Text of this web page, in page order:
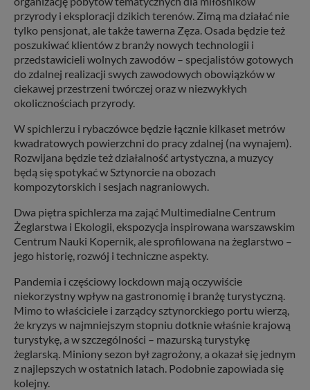
przyrody i eksploracji dzikich terenów. Zimą ma działać nie
tylko pensjonat, ale także tawerna Zęza. Osada będzie też
poszukiwać klientów z branży nowych technologii i
przedstawicieli wolnych zawodów – specjalistów gotowych
do zdalnej realizacji swych zawodowych obowiązków w
ciekawej przestrzeni twórczej oraz w niezwykłych
okolicznościach przyrody.
W spichlerzu i rybaczówce będzie łącznie kilkaset metrów
kwadratowych powierzchni do pracy zdalnej (na wynajem).
Rozwijana będzie też działalność artystyczna, a muzycy
będą się spotykać w Sztynorcie na obozach
kompozytorskich i sesjach nagraniowych.
Dwa piętra spichlerza ma zająć Multimedialne Centrum
Żeglarstwa i Ekologii, ekspozycja inspirowana warszawskim
Centrum Nauki Kopernik, ale sprofilowana na żeglarstwo –
jego historię, rozwój i techniczne aspekty.
Pandemia i częściowy lockdown mają oczywiście
niekorzystny wpływ na gastronomię i branżę turystyczną.
Mimo to właściciele i zarządcy sztynorckiego portu wierzą,
że kryzys w najmniejszym stopniu dotknie właśnie krajową
turystykę, a w szczególności – mazurską turystykę
żeglarską. Miniony sezon był zagrożony, a okazał się jednym
z najlepszych w ostatnich latach. Podobnie zapowiada się
kolejny.